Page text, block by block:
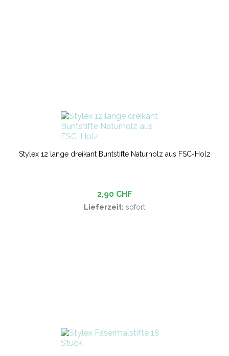
Stylex 12 lange dreikant Buntstifte Naturholz aus FSC-Holz
2,90 CHF
Lieferzeit: sofort